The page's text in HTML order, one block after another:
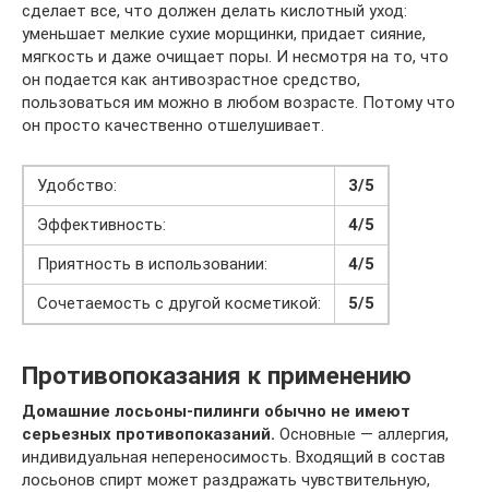
сделает все, что должен делать кислотный уход:
уменьшает мелкие сухие морщинки, придает сияние,
мягкость и даже очищает поры. И несмотря на то, что
он подается как антивозрастное средство,
пользоваться им можно в любом возрасте. Потому что
он просто качественно отшелушивает.
Удобство:
3/5
Эффективность:
4/5
Приятность в использовании:
4/5
Сочетаемость с другой косметикой:
5/5
Противопоказания к применению
Домашние лосьоны-пилинги обычно не имеют
серьезных противопоказаний. Основные — аллергия,
индивидуальная непереносимость. Входящий в состав
лосьонов спирт может раздражать чувствительную,